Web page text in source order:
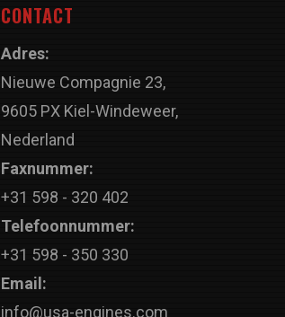
CONTACT
Adres:
Nieuwe Compagnie 23,
9605 PX Kiel-Windeweer,
Nederland
Faxnummer:
+31 598 - 320 402
Telefoonnummer:
+31 598 - 350 330
Email:
info@usa-engines.com